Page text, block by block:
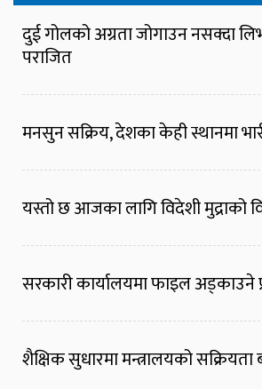
दुई गोलको अग्रता जोगाउन नसक्दा
पराजित
मनसुन सक्रिय, देशका केही स्थानमा
यस्तो छ आजका लागि विदेशी मुद्राको
सरकारी कार्यालयमा फाइल अड्काउने
शैक्षिक सुधारमा मन्त्रालयको सक्रियता